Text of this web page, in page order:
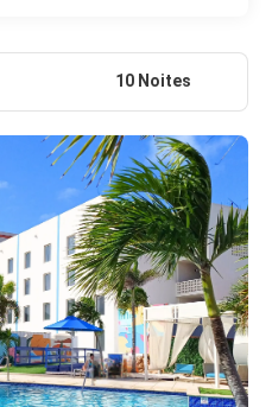
10 Noites